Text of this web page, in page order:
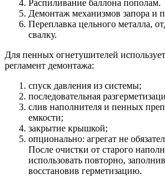
Распиливание баллона пополам.
Демонтаж механизмов запора и
Переплавка цельного металла,
свалку.
Для пенных огнетушителей
регламент демонтажа:
спуск давления из системы;
последовательная
слив наполнителя и пенных
емкости;
закрытие крышкой;
опционально: агрегат не
После очистки от старого
использовать повторно,
восстановив герметизацию.